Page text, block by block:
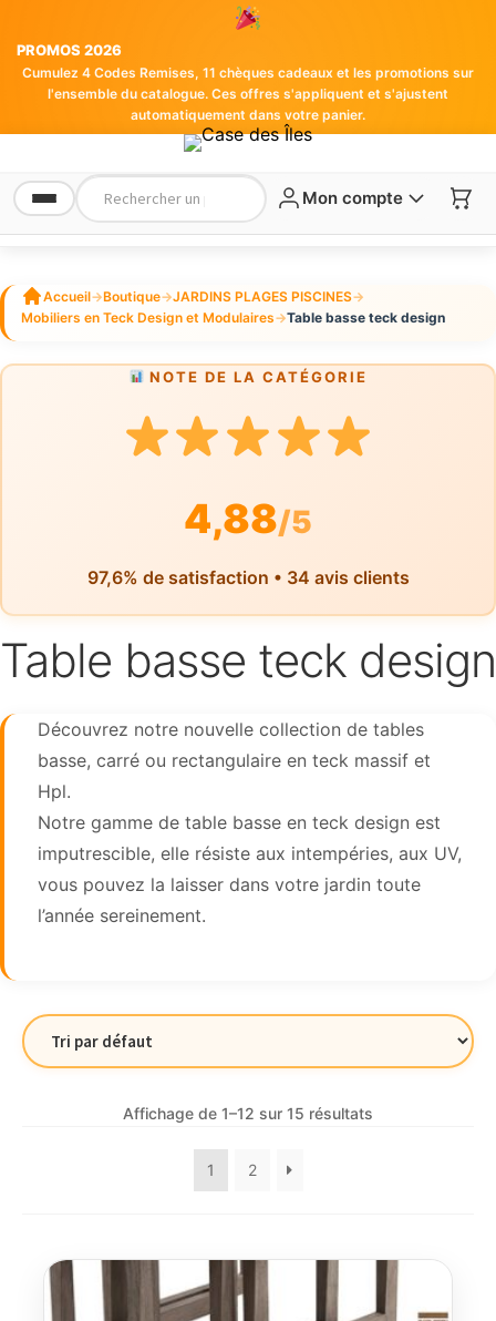
PROMOS 2026
Cumulez 4 Codes Remises, 11 chèques cadeaux et les promotions sur
l'ensemble du catalogue. Ces offres s'appliquent et s'ajustent
automatiquement dans votre panier.
Mon compte
Accueil→Boutique→JARDINS PLAGES PISCINES→
Mobiliers en Teck Design et Modulaires→Table basse teck design
NOTE DE LA CATÉGORIE
4,88/5
97,6% de satisfaction • 34 avis clients
Table basse teck design
Découvrez notre nouvelle collection de tables
basse, carré ou rectangulaire en teck massif et
Hpl.
Notre gamme de table basse en teck design est
imputrescible, elle résiste aux intempéries, aux UV,
vous pouvez la laisser dans votre jardin toute
l’année sereinement.
Affichage de 1–12 sur 15 résultats
1 2